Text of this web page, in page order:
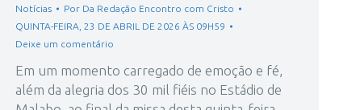
Notícias Por Da Redação Encontro com Cristo
QUINTA-FEIRA, 23 DE ABRIL DE 2026 ÀS 09H59
Deixe um comentário
Em um momento carregado de emoção e fé,
além da alegria dos 30 mil fiéis no Estádio de